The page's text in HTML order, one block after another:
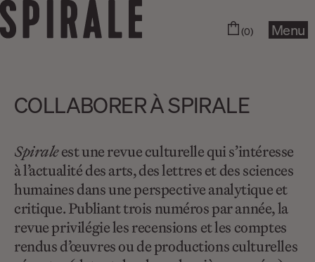
(0) Menu
COLLABORER À SPIRALE
Spiraleest une revue culturelle qui s’intéresse
à l’actualité des arts, des lettres et des sciences
humaines dans une perspective analytique et
critique. Publiant trois numéros par année, la
revue privilégie les recensions et les comptes
rendus d’œuvres ou de productions culturelles